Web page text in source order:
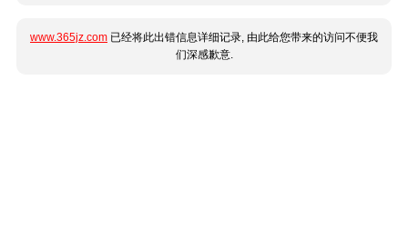
www.365jz.com 已经将此出错信息详细记录, 由此给您带来的访问不便我
们深感歉意.